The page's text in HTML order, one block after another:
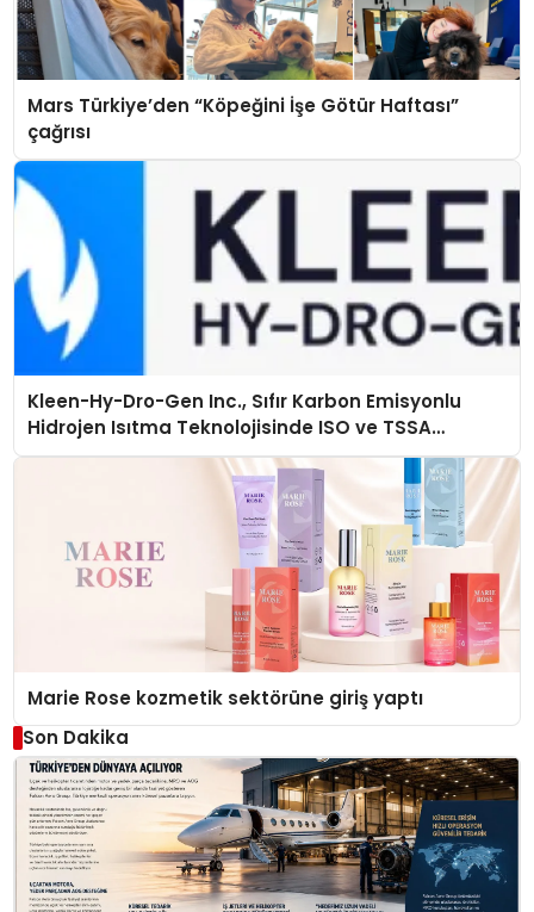
Mars Türkiye’den “Köpeğini İşe Götür Haftası”
çağrısı
Kleen-Hy-Dro-Gen Inc., Sıfır Karbon Emisyonlu
Hidrojen Isıtma Teknolojisinde ISO ve TSSA
Düzenleyici Onaylarını Aldı
Marie Rose kozmetik sektörüne giriş yaptı
Son Dakika